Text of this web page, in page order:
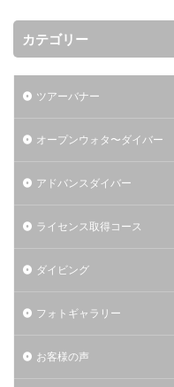
カテゴリー
ツアーバナー
オープンウォタ〜ダイバー
アドバンスダイバー
ライセンス取得コース
ダイビング
フォトギャラリー
お客様の声